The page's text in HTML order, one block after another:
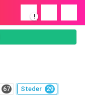
!
67 Steder 29